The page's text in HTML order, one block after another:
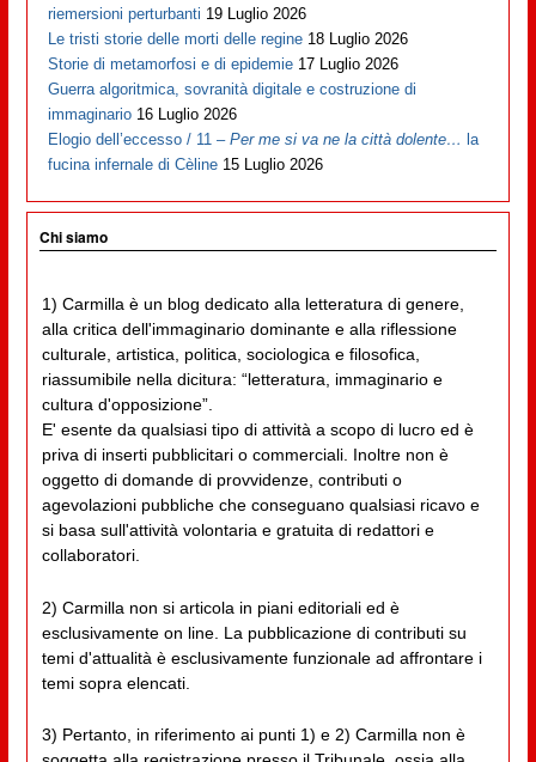
riemersioni perturbanti 19 Luglio 2026
Le tristi storie delle morti delle regine 18 Luglio 2026
Storie di metamorfosi e di epidemie 17 Luglio 2026
Guerra algoritmica, sovranità digitale e costruzione di
immaginario 16 Luglio 2026
Elogio dell’eccesso / 11 –Per me si va ne la città dolente… la
fucina infernale di Cèline 15 Luglio 2026
Chi siamo
1) Carmilla è un blog dedicato alla letteratura di genere,
alla critica dell'immaginario dominante e alla riflessione
culturale, artistica, politica, sociologica e filosofica,
riassumibile nella dicitura: “letteratura, immaginario e
cultura d'opposizione”.
E' esente da qualsiasi tipo di attività a scopo di lucro ed è
priva di inserti pubblicitari o commerciali. Inoltre non è
oggetto di domande di provvidenze, contributi o
agevolazioni pubbliche che conseguano qualsiasi ricavo e
si basa sull'attività volontaria e gratuita di redattori e
collaboratori.
2) Carmilla non si articola in piani editoriali ed è
esclusivamente on line. La pubblicazione di contributi su
temi d'attualità è esclusivamente funzionale ad affrontare i
temi sopra elencati.
3) Pertanto, in riferimento ai punti 1) e 2) Carmilla non è